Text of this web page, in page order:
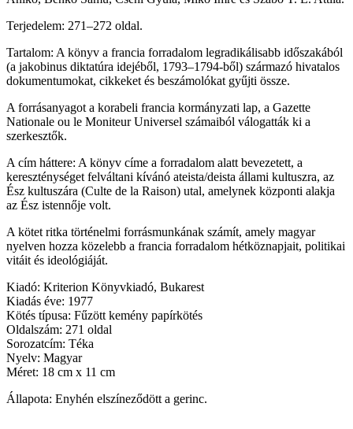
Terjedelem: 271–272 oldal.
Tartalom: A könyv a francia forradalom legradikálisabb időszakából
(a jakobinus diktatúra idejéből, 1793–1794-ből) származó hivatalos
dokumentumokat, cikkeket és beszámolókat gyűjti össze.
A forrásanyagot a korabeli francia kormányzati lap, a Gazette
Nationale ou le Moniteur Universel számaiból válogatták ki a
szerkesztők.
A cím háttere: A könyv címe a forradalom alatt bevezetett, a
kereszténységet felváltani kívánó ateista/deista állami kultuszra, az
Ész kultuszára (Culte de la Raison) utal, amelynek központi alakja
az Ész istennője volt.
A kötet ritka történelmi forrásmunkának számít, amely magyar
nyelven hozza közelebb a francia forradalom hétköznapjait, politikai
vitáit és ideológiáját.
Kiadó: Kriterion Könyvkiadó, Bukarest
Kiadás éve: 1977
Kötés típusa: Fűzött kemény papírkötés
Oldalszám: 271 oldal
Sorozatcím: Téka
Nyelv: Magyar
Méret: 18 cm x 11 cm
Állapota: Enyhén elszíneződött a gerinc.